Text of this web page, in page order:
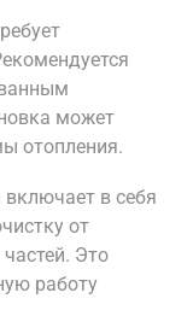
может
отопления.
в себя
от
Это
работу